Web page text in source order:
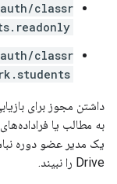
classr
classr
داشتن مجوز برای
به مطالب یا
یک مدیر عضو دوره
Drive را نبیند.